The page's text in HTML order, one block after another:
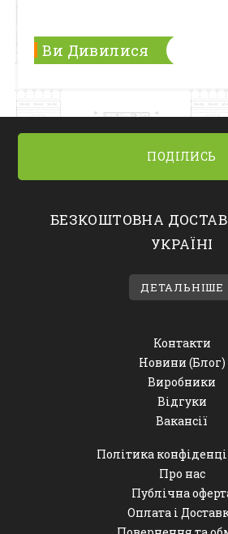
Ви Дивилися
ПОДІЛИСЬ
БЕЗКОШТОВНА
УКРАЇНІ
ДЕТАЛЬНІШЕ
Контакти
Новини (Блог)
Виробники
Відгуки
Вакансії
Політика
Про нас
Публічна
Оплата і